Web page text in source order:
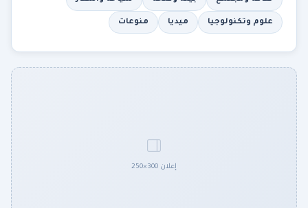
علوم وتكنولوجيا ميديا منوعات
إعلان 300×250